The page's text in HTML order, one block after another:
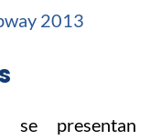
se presentan